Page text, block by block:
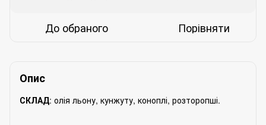
До обраного Порівняти
Опис
СКЛАД: олія льону, кунжуту, коноплі, розторопші.